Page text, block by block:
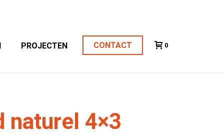
PROJECTEN CONTACT 0
naturel 4×3